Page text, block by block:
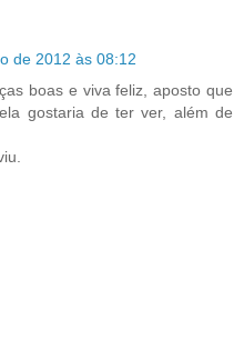
de 2012 às 08:12
boas e viva feliz, aposto que
gostaria de ter ver, além de